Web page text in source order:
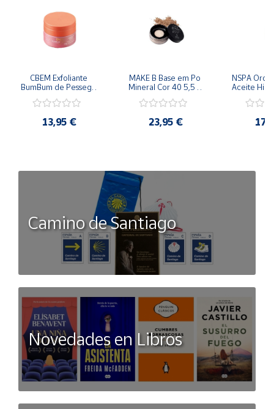
CBEM Exfoliante
BumBum de Pessego
13,95 €
MAKE B Base em Po
Mineral Cor 40 5,5 g
23,95 €
NSPA
Aceite
Camino de Santiago
Novedades en Libros